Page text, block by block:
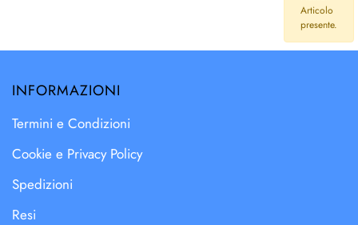
Articolo
presente.
INFORMAZIONI
Termini e Condizioni
Cookie e Privacy Policy
Spedizioni
Resi